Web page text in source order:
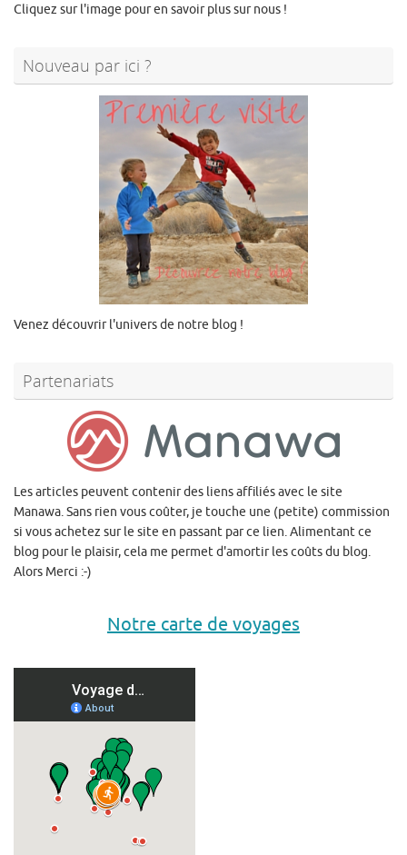
Cliquez sur l'image pour en savoir plus sur nous !
Nouveau par ici ?
Venez découvrir l'univers de notre blog !
Partenariats
Les articles peuvent contenir des liens affiliés avec le site
Manawa. Sans rien vous coûter, je touche une (petite) commission
si vous achetez sur le site en passant par ce lien. Alimentant ce
blog pour le plaisir, cela me permet d'amortir les coûts du blog.
Alors Merci :-)
Notre carte de voyages